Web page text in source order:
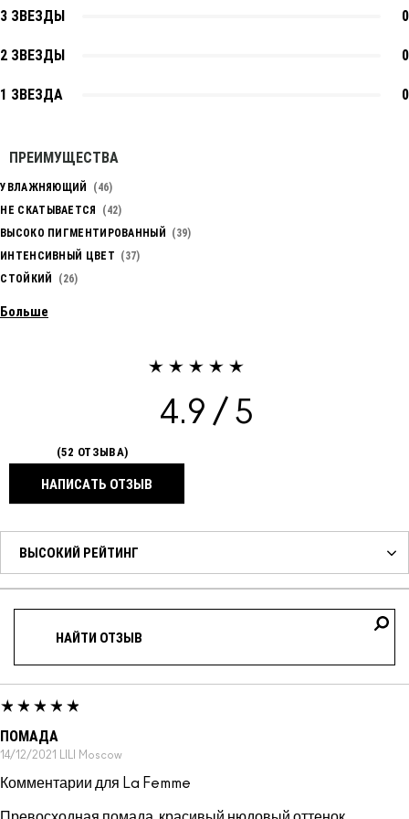
3 ЗВЕЗДЫ 0
2 ЗВЕЗДЫ 0
1 ЗВЕЗДА 0
ПРЕИМУЩЕСТВА
УВЛАЖНЯЮЩИЙ
46
НЕ СКАТЫВАЕТСЯ
42
ВЫСОКО ПИГМЕНТИРОВАННЫЙ
39
ИНТЕНСИВНЫЙ ЦВЕТ
37
СТОЙКИЙ
26
Больше
4.9
52 ОТЗЫВА
НАПИСАТЬ ОТЗЫВ
ПОМАДА
14/12/2021 Moscow
Комментарии для La Femme